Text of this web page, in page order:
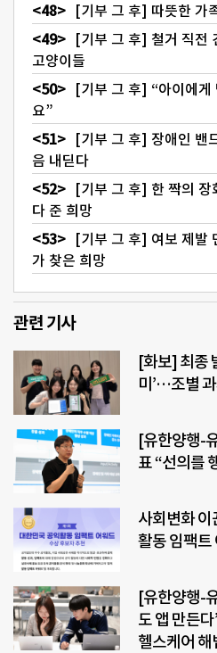
[기부 그 후] 따뜻한 가
[기부 그 후] 철거 직전
고양이들
[기부 그 후] “아이에게
요”
[기부 그 후] 장애인 밴
음 내딛다
[기부 그 후] 한 짝의 장
다 준 희망
[기부 그 후] 여보 제발
가 찾은 희망
관련 기사
[화보] 최종
미’…조별
[유한양행-
표 “선의를
사회변화
활동 임팩트
[유한양행-
도 앱 만든
헬스케어 해